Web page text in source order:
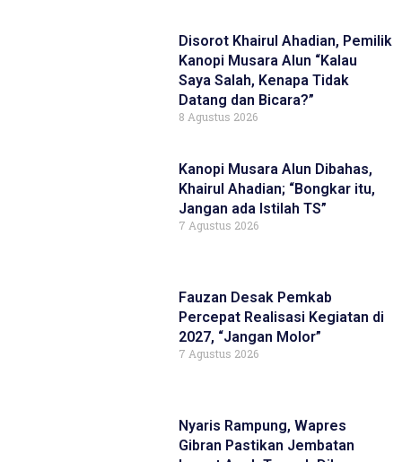
Disorot Khairul Ahadian, Pemilik
Kanopi Musara Alun “Kalau
Saya Salah, Kenapa Tidak
Datang dan Bicara?”
8 Agustus 2026
Kanopi Musara Alun Dibahas,
Khairul Ahadian; “Bongkar itu,
Jangan ada Istilah TS”
7 Agustus 2026
Fauzan Desak Pemkab
Percepat Realisasi Kegiatan di
2027, “Jangan Molor”
7 Agustus 2026
Nyaris Rampung, Wapres
Gibran Pastikan Jembatan